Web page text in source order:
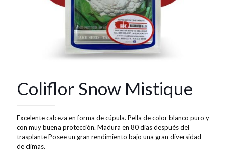
Coliflor Snow Mistique
Excelente cabeza en forma de cúpula. Pella de color blanco puro y
con muy buena protección. Madura en 80 días después del
trasplante Posee un gran rendimiento bajo una gran diversidad
de climas.